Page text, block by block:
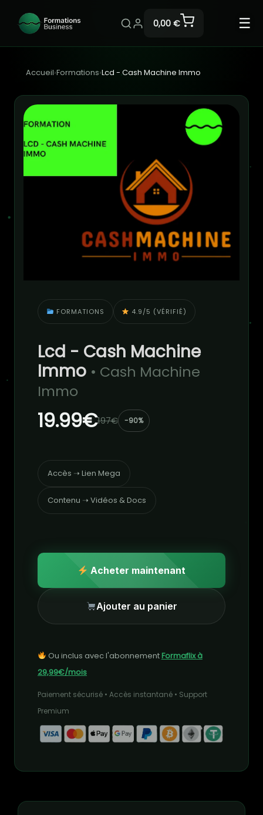
0,00 € ☰
Accueil›Formations›Lcd - Cash Machine Immo
FORMATIONS 4.9/5 (VÉRIFIÉ)
Lcd - Cash Machine
Immo • Cash Machine
Immo
19.99€197€ -90%
Accès ➝ Lien Mega
Contenu ➝ Vidéos & Docs
Acheter maintenant
Ajouter au panier
Ou inclus avec l'abonnementFormaflix à
29,99€/mois
Paiement sécurisé • Accès instantané • Support
Premium